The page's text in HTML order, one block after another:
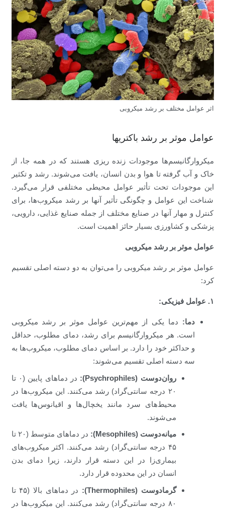
اثر عوامل مختلف بر رشد میکروبی
عوامل موثر بر رشد باکتریها
میکروارگانیسم‌ها موجودات زنده ریزی هستند که در همه جا، از
خاک و آب گرفته تا هوا و بدن انسان، یافت می‌شوند. رشد و تکثیر
این موجودات تحت تأثیر عوامل محیطی مختلفی قرار می‌گیرد.
شناخت این عوامل و چگونگی تأثیر آنها بر رشد میکروب‌ها، برای
کنترل و مهار آنها در صنایع مختلف از جمله صنایع غذایی، دارویی،
پزشکی و کشاورزی بسیار حائز اهمیت است.
عوامل موثر بر رشد میکروبی
عوامل موثر بر رشد میکروبی را می‌توان به دو دسته اصلی تقسیم
کرد:
۱. عوامل فیزیکی:
دما: دما یکی از مهم‌ترین عوامل موثر بر رشد میکروبی
است. هر میکروارگانیسم برای رشد، دمای مطلوب، حداقل
و حداکثر خود را دارد. بر اساس دمای مطلوب، میکروب‌ها به
سه دسته اصلی تقسیم می‌شوند:
روان‌دوست (Psychrophiles):
در دماهای پایین (۰ تا
۲۰ درجه سانتی‌گراد) رشد می‌کنند. این میکروب‌ها در
محیط‌های سرد مانند یخچال‌ها و اقیانوس‌ها یافت
می‌شوند.
میانه‌دوست (Mesophiles):
در دماهای متوسط (۲۰ تا
۴۵ درجه سانتی‌گراد) رشد می‌کنند. اکثر میکروب‌های
بیماری‌زا در این دسته قرار دارند، زیرا دمای بدن
انسان در این محدوده قرار دارد.
گرمادوست (Thermophiles):
در دماهای بالا (۴۵ تا
۸۰ درجه سانتی‌گراد) رشد می‌کنند. این میکروب‌ها در